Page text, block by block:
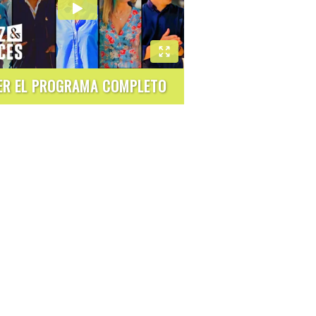
EL PROGRAMA COMPLETO